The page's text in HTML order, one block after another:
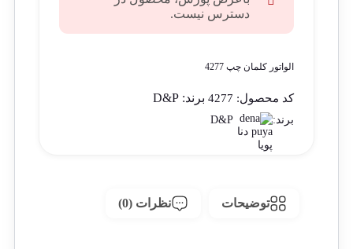
دسترس نیست.
الواتور کلمان چپ 4277
کد محصول: 4277 برند: D&P
برند: D&P
توضیحات نظرات (0)